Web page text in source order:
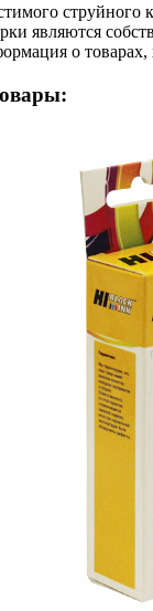
являются
о товарах,